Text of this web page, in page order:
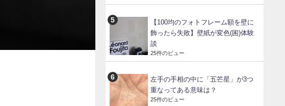
【100均のフォトフレーム額を壁に
飾ったら失敗】壁紙が変色(困)体験
談
25件のビュー
左手の手相の中に「五芒星」が3つ
重なってある意味は？
25件のビュー